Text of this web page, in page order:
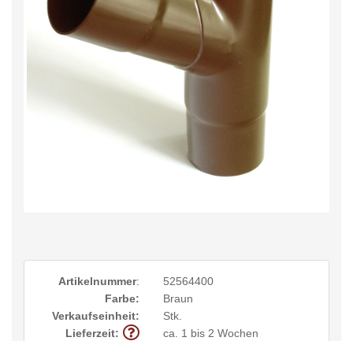
Artikelnummer:
52564400
Farbe:
Braun
Verkaufseinheit:
Stk.
Lieferzeit:
ca. 1 bis 2 Wochen